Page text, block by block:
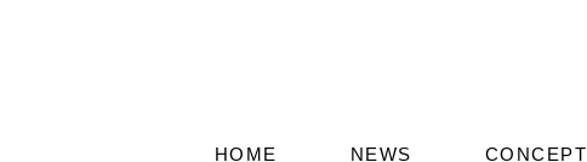
HOME NEWS CONCEPT